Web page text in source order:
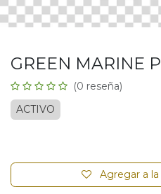
GREEN MARINE
(0 reseña)
ACTIVO
Agregar a